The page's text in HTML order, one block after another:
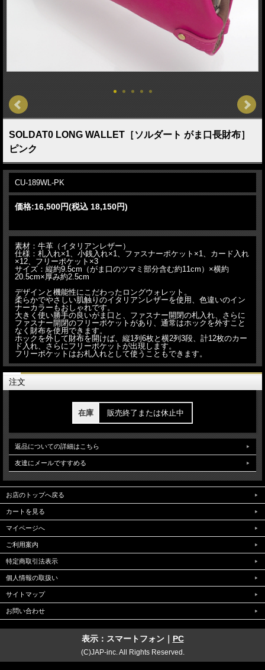
SOLDAT0 LONG WALLET［ソルダート がま口長財布］
ピンク
CU-189WL-PK
価格:16,500円(税込 18,150円)
素材：牛革（イタリアンレザー）
仕様：札入れ×1、小銭入れ×1、ファスナーポケット×1、カード入れ
×12、フリーポケット×3
サイズ：縦約9.5cm（がま口のツマミ部分含む約11cm）×横約
20.5cm×厚み約2.5cm
デザインと機能性にこだわったロングウォレット。
柔らかでやさしい肌触りのイタリアンレザーを使用、色違いのイン
ナーカラーもおしゃれです。
大きく使い勝手の良いがま口と、ファスナー開閉の札入れ、さらに
ファスナー開閉のフリーポケットがあり、通常はホックを外すこと
なく財布を使用できます。
ホックを外して財布を開けば、縦1列6枚と横2列3段、計12枚のカー
ド入れ、さらにフリーポケットが出現します。
フリーポケットはお札入れとして使うこともできます。
注文
在庫 販売終了または休止中
返品についての詳細はこちら
友達にメールですすめる
お店のトップへ戻る
カートを見る
マイページへ
ご利用案内
特定商取引法表示
個人情報の取扱い
サイトマップ
お問い合わせ
表示：スマートフォン｜ PC
(C)JAP-inc. All Rights Reserved.